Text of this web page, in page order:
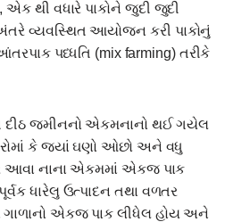
થી વધારે પાકોને જુદી જુદી
વ્યવસ્થિત આયોજન કરી પાકોનું
પધ્ધતિ (mix farming) તરીકે
દીઠ જમીનનો એકમનાનો થઈ ગયેલ
કે જયાં ઘણો ઓછો અને વધુ
આવા નાના એકમમાં એકજ પાક
ધારેલુ ઉત્પાદન તથા વળતર
ગાળાનો એકજ પાક લીધેલ હોય અને